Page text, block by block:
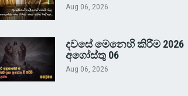
Aug 06, 2026
දවසේ මෙනෙහි කිරීම 2026
අගෝස්තු 06
Aug 06, 2026